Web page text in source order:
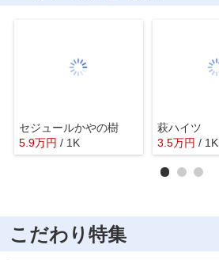
セジュールかやの樹
5.9万円 / 1K
萩ハイツ
3.5万円 / 1K
こだわり特集